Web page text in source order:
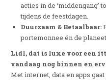
acties in de ‘middengang’
tijdens de feestdagen.
Duurzaam & Betaalbaar:
portemonnee én de
Lidl, dat is luxe voor een
vandaag nog binnen en
Met internet, data en apps